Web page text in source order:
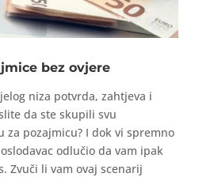
bez ovjere
niza potvrda, zahtjeva i
da ste skupili svu
pozajmicu? I dok vi spremno
odlučio da vam ipak
Zvuči li vam ovaj scenarij